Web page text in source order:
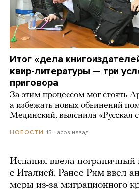
Итог «дела
квир-литературы — три
приговора
За этим процессом мог стоять
а избежать новых обвинений
Мединский, выяснила «Русская
НОВОСТИ 15 часов назад
Испания ввела пограничный
с Италией. Ранее Рим ввел
меры из-за миграционного